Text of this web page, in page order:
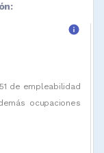
info
de empleabilidad
ocupaciones